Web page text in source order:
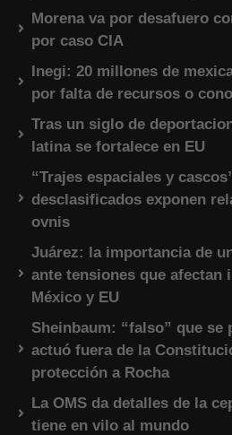
Morena va por desafuero
por caso CIA
Inegi: 20 millones de
por falta de recursos o
Tras un siglo de
latina se fortalece en EU
“Trajes espaciales y
desclasificados exponen
ovnis
Juárez: la importancia de
ante tensiones que afectan
México y EU
Sheinbaum: “falso” que se
actuó fuera de la
protección a Rocha
La OMS da detalles de la
tiene en vilo al mundo